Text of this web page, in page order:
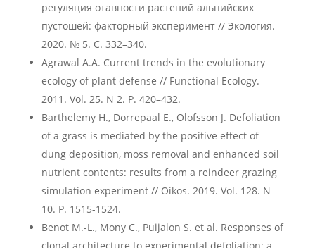
регуляция отавности растений альпийских
пустошей: факторный эксперимент // Экология.
2020. № 5. С. 332–340.
Agrawal A.A. Current trends in the evolutionary
ecology of plant defense // Functional Ecology.
2011. Vol. 25. N 2. Р. 420–432.
Barthelemy H., Dorrepaal E., Olofsson J. Defoliation
of a grass is mediated by the positive effect of
dung deposition, moss removal and enhanced soil
nutrient contents: results from a reindeer grazing
simulation experiment // Oikos. 2019. Vol. 128. N
10. P. 1515-1524.
Benot M.-L., Mony C., Puijalon S. et al. Responses of